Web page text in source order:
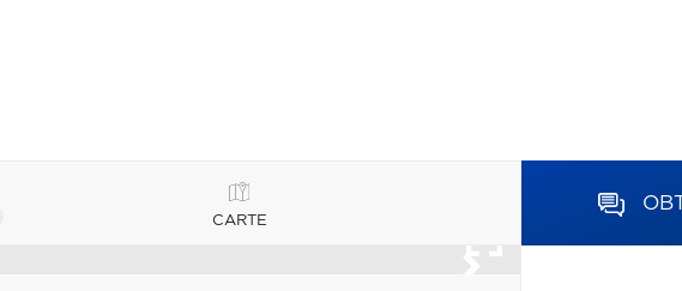
CARTE